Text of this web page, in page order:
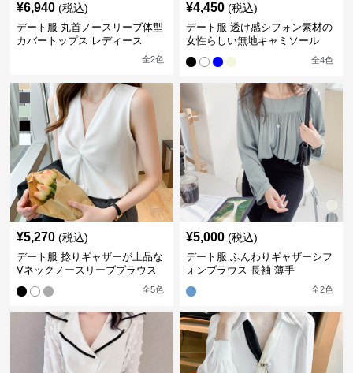
¥6,940 (税込)
デート服 丸首ノースリーブ体型
カバートップス レディース
全2色
¥4,450 (税込)
デート服 透け感シフォン素材の
女性らしい無地キャミソール
全4色
¥5,270 (税込)
デート服 捻りギャザーが上品な
Vネックノースリーブブラウス
全5色
¥5,000 (税込)
デート服 ふんわりギャザーシフ
ォンブラウス 長袖 薄手
全2色